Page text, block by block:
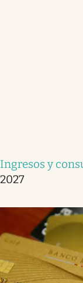
Ingresos y
2027